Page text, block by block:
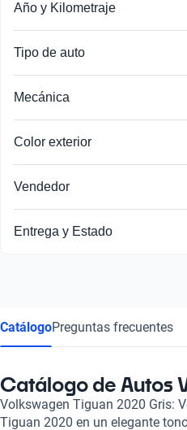
Año y Kilometraje
Tipo de auto
Mecánica
Color exterior
Vendedor
Entrega y Estado
CatálogoPreguntas frecuentes
Catálogo de Autos
Volkswagen Tiguan 2020 Gris:
Tiguan 2020 en un elegante